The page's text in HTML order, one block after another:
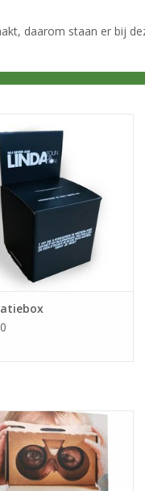
daarom staan er bij
AAN WINKELWAGEN
Folderbakje A5
AAN WINKELWAGEN